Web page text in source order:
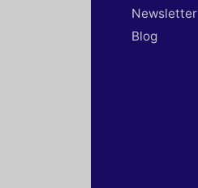
Newsletter
Blog